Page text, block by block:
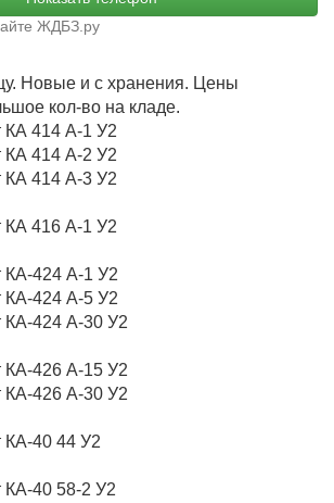
ЖДБЗ.ру
Новые и с хранения. Цены
кол-во на кладе.
КА 414 А-1 У2
КА 414 А-2 У2
КА 414 А-3 У2
КА 416 А-1 У2
КА-424 А-1 У2
КА-424 А-5 У2
КА-424 А-30 У2
КА-426 А-15 У2
КА-426 А-30 У2
КА-40 44 У2
КА-40 58-2 У2